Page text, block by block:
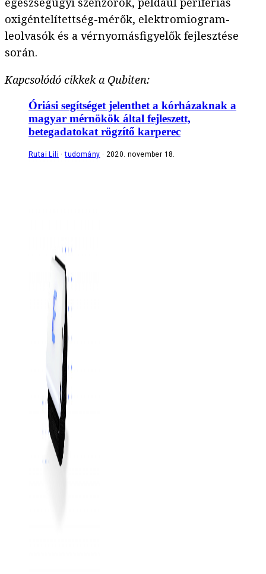
oxigéntelítettség-mérők, elektromiogram-
leolvasók és a vérnyomásfigyelők fejlesztése
során.
Kapcsolódó cikkek a Qubiten:
Óriási segítséget jelenthet a kórházaknak a
magyar mérnökök által fejleszett,
betegadatokat rögzítő karperec
Rutai Lili tudomány 2020. november 18.